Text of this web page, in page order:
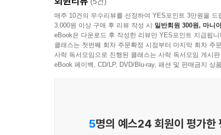
같이 싸우고 조금 더 잘해서 이기는 건 차별화가 아
--- p.62
혁신
아이폰은 당시에는 없던 새로운 개념을 제시하며
만 있을 뿐 아이폰의 운영 방식을 모방할 정도로
객에 두고 있다. 이 말은 고객이 기존에 경험하
된다. 그런데 과연 이 용어들을 제대로 정의할 수
문장’으로 간명하게 정의하지 못하거나, 혹은 전
거기서부터 파생되는 광범위한 경제경영 지식과
허다하다.
것이야말로 “경쟁이라는 소리 없는 전쟁”에 나서
매주 10건의 우수리뷰를 선정하여 YES포인트 3만원을 드
3,000원 이상 구매 후 리뷰 작성 시 일반회원 300원, 마니
eBook은 다운로드 후 작성한 리뷰만 YES포인트 지급됩니
클래스는 첫번째 회차 주문확정 시점부터 마지막 회차 주
사락 독서모임으로 진행된 클래스는 사락 독서모임 게시
eBook 페이백, CD/LP, DVD/Blu-ray, 패션 및 판매금지 상
5명의 예스24 회원이 평가한